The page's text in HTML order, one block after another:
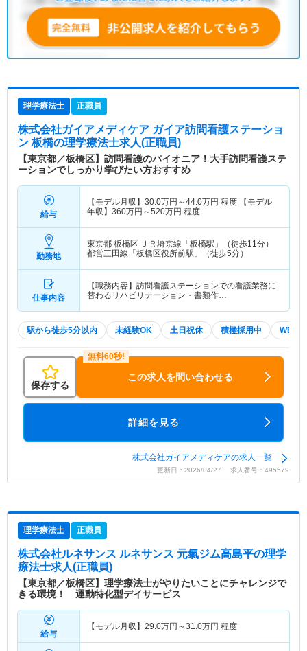
理学療法士 正職員
株式会社ガイアメディケア ガイア訪問看護ステーショ
ン 板橋の理学療法士求人(正職員)
【東京都／板橋区】訪問看護のパイオニア！大手訪問看護ステ
ーションでしっかり学びたい方おすすめ
給与
【モデル月収】 30.0万円～44.0万円 程度 【モデル
年収】 360万円～520万円 程度
勤務地
東京都 板橋区 ＪＲ埼京線「板橋駅」（徒歩11分）
都営三田線「板橋区役所前駅」（徒歩5分）
仕事内容
【職務内容】訪問看護ステーションでの看護業務に
替わるリハビリテーション・書類作…
駅から徒歩5分以内 未経験OK 土日祝休 積極採用中 WEB
保存する
この求人を問い合わせる
詳細を見る
株式会社ガイアメディケアの求人一覧
更新日：2026/04/27 求人番号：495579
理学療法士 正職員
株式会社ルネサンス ルネサンス 元氣ジム高島平の理学
療法士求人(正職員)
【東京都／板橋区】理学療法士がやりたいことにチャレンジで
きる環境！ 運動特化型デイサービス
給与
【モデル月収】 29.0万円～31.0万円 程度